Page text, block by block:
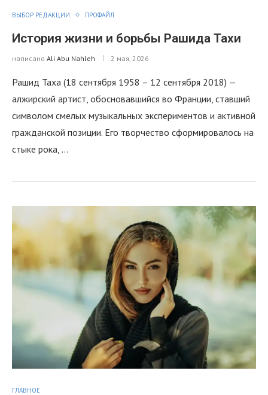
ВЫБОР РЕДАКЦИИ ПРОФАЙЛ
История жизни и борьбы Рашида Тахи
написано Ali Abu Nahleh 2 мая, 2026
Рашид Таха (18 сентября 1958 – 12 сентября 2018) —
алжирский артист, обосновавшийся во Франции, ставший
символом смелых музыкальных экспериментов и активной
гражданской позиции. Его творчество сформировалось на
стыке рока, …
ГЛАВНОЕ